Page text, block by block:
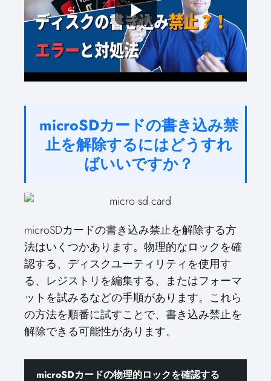
microSDカードの書き込み禁
止を解除するにはどうすれ
ばいいですか？
microSDカードの書き込み禁止を解除する方
法はいくつかあります。物理的なロックを確
認する、ディスクユーティリティを使用す
る、レジストリを編集する、またはフォーマ
ットを試みるなどの手順があります。これら
の方法を順番に試すことで、書き込み禁止を
解除できる可能性があります。
microSDカードの物理的ロックを確認する